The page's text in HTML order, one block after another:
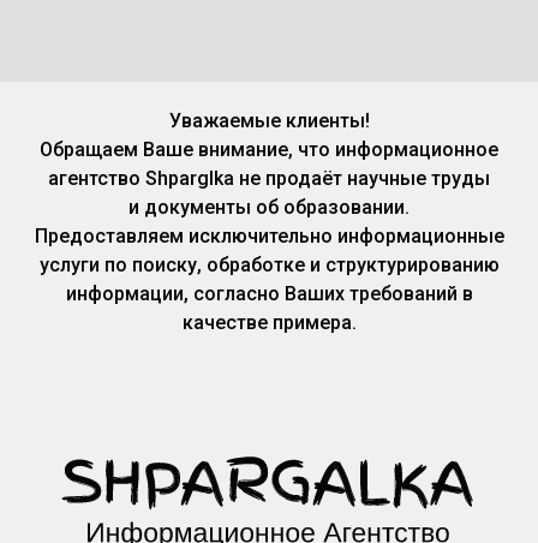
Уважаемые клиенты!
Обращаем Ваше внимание, что информационное
агентство Shparglka не продаёт научные труды
и документы об образовании.
Предоставляем исключительно информационные
услуги по поиску, обработке и структурированию
информации, согласно Ваших требований в
качестве примера.